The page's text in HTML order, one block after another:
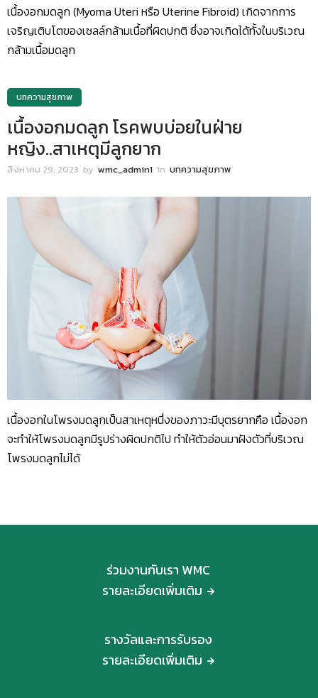
เนื้องอกมดลูก (Myoma Uteri หรือ Uterine Fibroid) เกิดจากการ
เจริญเติบโตของเซลล์กล้ามเนื้อที่ผิดปกติ ซึ่งอาจเกิดได้ทั้งในบริเวณ
กล้ามเนื้อมดลูก
บทความสุขภาพ
เนื้องอกมดลูก โรคพบบ่อยในฝ่าย
หญิง..สาเหตุมีลูกยาก
สิงหาคม 29, 2023 by wmc_admin1 in บทความสุขภาพ
เนื้องอกในโพรงมดลูกเป็นสาเหตุหนึ่งของภาวะมีบุตรยากคือ เนื้องอก
จะทำให้โพรงมดลูกมีรูปร่างผิดปกติไป ทำให้ตัวอ่อนมาฝังตัวที่บริเวณ
โพรงมดลูกไม่ได้
ร่วมงานกับเรา WMC
รายละเอียดเพิ่มเติม
รางวัลและการรับรอง
รายละเอียดเพิ่มเติม